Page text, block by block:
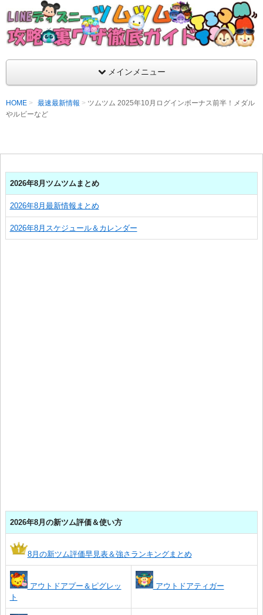
LINEディズニー ツムツム攻略・裏ワザ徹底
支持率No1！痒いところに手が届くツムツム攻略サイト！新ツ
ラ評価も丁寧に解説！ツムツムを120％楽しめるサイトを目指し
メインメニュー
HOME 最速最新情報
ツムツム 2025年10月ログインボーナス前半！メダル
やルビーなど
2026年8月ツムツムまとめ
2026年8月最新情報まとめ
2026年8月スケジュール＆カレンダー
2026年8月の新ツム評価＆使い方
8月の新ツム評価早見表＆強さランキングまとめ
アウトドアプー＆ピグレッ
ト
アウトドアティガー